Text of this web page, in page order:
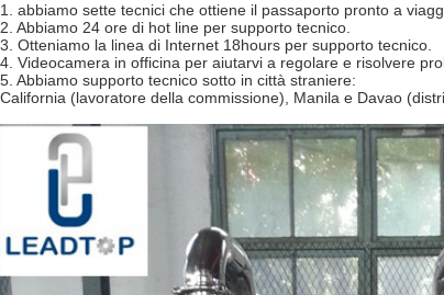
1. abbiamo sette tecnici che ottiene il passaporto pronto a
2. Abbiamo 24 ore di hot line per supporto tecnico.
3. Otteniamo la linea di Internet 18hours per supporto tecnico.
4. Videocamera in officina per aiutarvi a regolare e risolvere
5. Abbiamo supporto tecnico sotto in città straniere:
California (lavoratore della commissione), Manila e Davao